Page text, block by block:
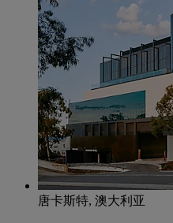
唐卡斯特, 澳大利亚